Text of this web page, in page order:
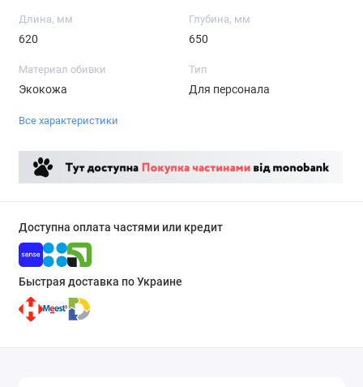
Длина, мм
620
Глубина, мм
650
Материал обивки
Экокожа
Тип
Для персонала
Все характеристики
Доступна оплата частями или кредит
Быстрая доставка по Украине